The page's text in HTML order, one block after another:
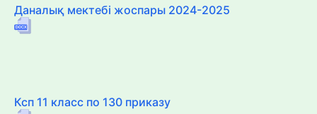
Даналық мектебі жоспары 2024-2025
Ксп 11 класс по 130 приказу